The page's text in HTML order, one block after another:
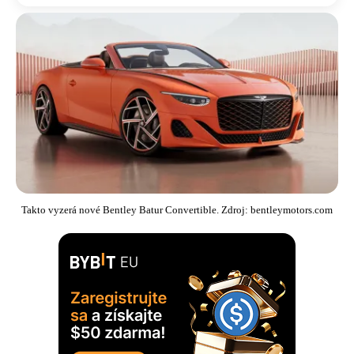
Takto vyzerá nové Bentley Batur Convertible. Zdroj: bentleymotors.com